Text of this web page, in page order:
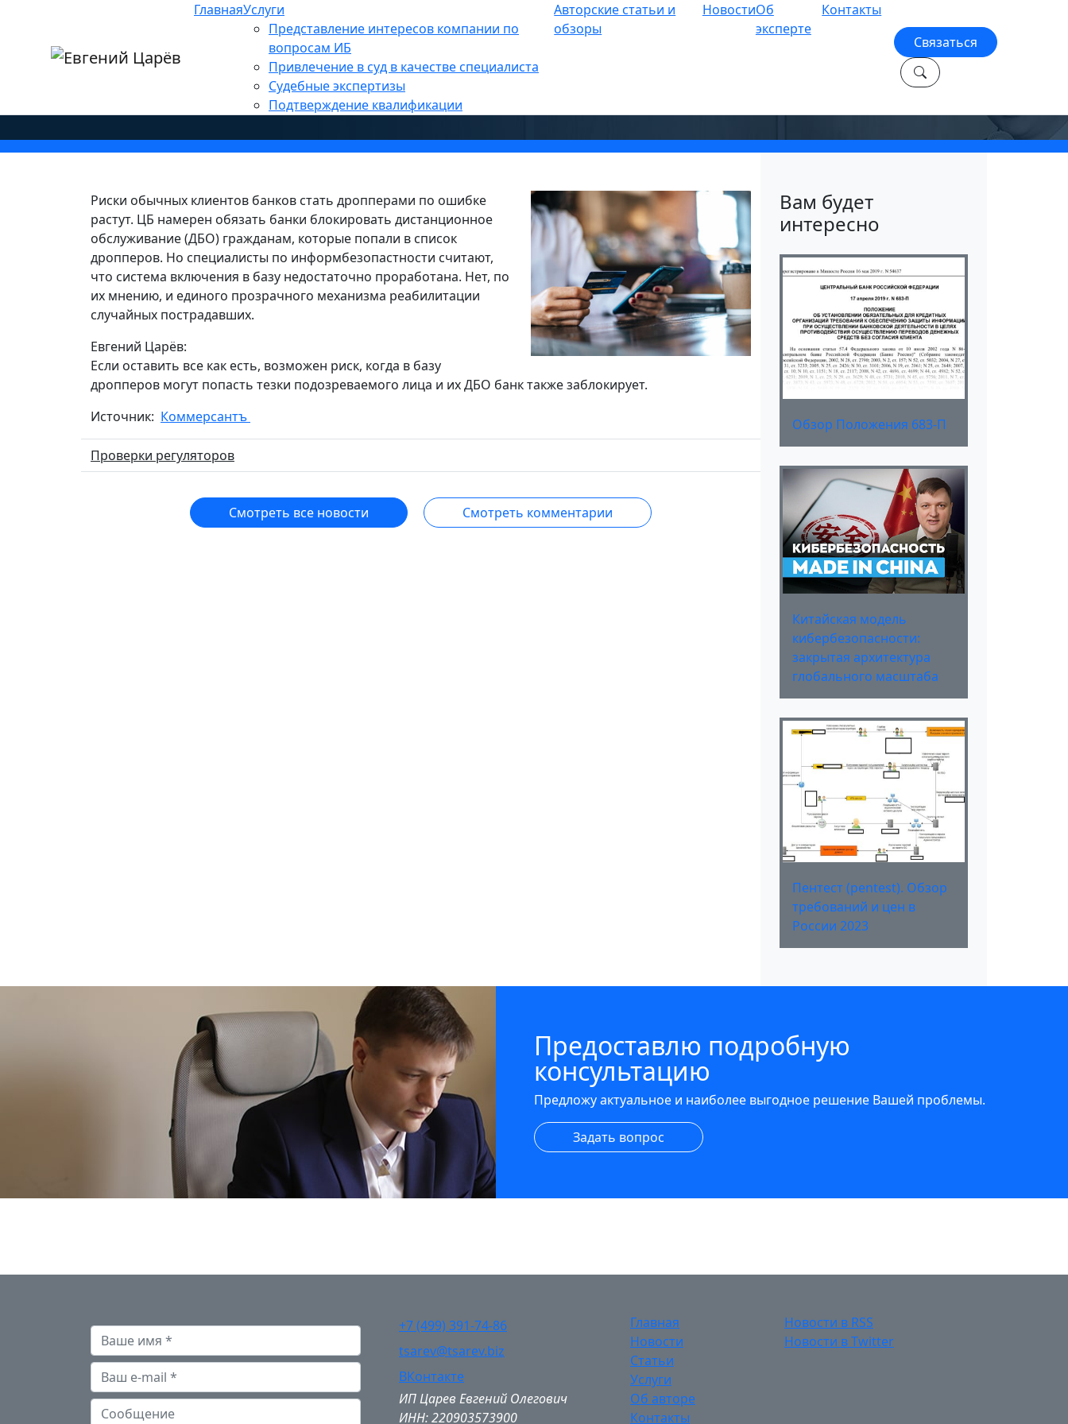
ГлавнаяУслуги
Представление интересов компании по
вопросам ИБ
Привлечение в суд в качестве специалиста
Судебные экспертизы
Подтверждение квалификации
Авторские статьи и
обзоры
НовостиОб
эксперте
Контакты
Связаться
Проверки регуляторов»
ЦБ объявил войну дропперам
Риски обычных клиентов банков стать дропперами по ошибке
растут. ЦБ намерен обязать банки блокировать дистанционное
обслуживание (ДБО) гражданам, которые попали в список
дропперов. Но специалисты по информбезопастности считают,
что система включения в базу недостаточно проработана. Нет, по
их мнению, и единого прозрачного механизма реабилитации
случайных пострадавших.
Евгений Царёв:
Если оставить все как есть, возможен риск, когда в базу
дропперов могут попасть тезки подозреваемого лица и их ДБО банк также заблокирует.
Источник: Коммерсантъ
Проверки регуляторов
Смотреть все новости Смотреть комментарии
Вам будет
интересно
Обзор Положения 683-П
Китайская модель
кибербезопасности:
закрытая архитектура
глобального масштаба
Пентест (pentest). Обзор
требований и цен в
России 2023
Предоставлю подробную
консультацию
Предложу актуальное и наиболее выгодное решение Вашей проблемы.
Задать вопрос
+7 (499) 391-74-86
tsarev@tsarev.biz
ВКонтакте
ИП Царев Евгений Олегович
ИНН: 220903573900
Главная
Новости
Статьи
Услуги
Об авторе
Контакты
Новости в RSS
Новости в Twitter